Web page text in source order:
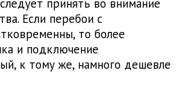
принять во внимание
Если перебои с
то более
и подключение
к тому же, намного дешевле